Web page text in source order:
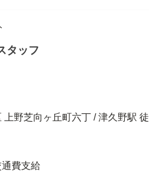
タッフ
上野芝向ヶ丘町六丁 / 津久野駅 徒
費支給